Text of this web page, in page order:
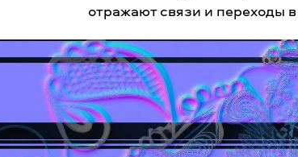
отражают связи и переходы